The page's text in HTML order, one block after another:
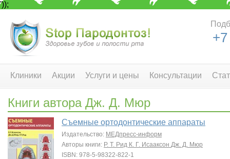
'));
Клиники Акции Услуги и цены Консультации
Книги автора Дж. Д. Мюр
Съемные ортодонтические аппараты
Издательство: МЕДпресс-информ
Авторы книги: Р. Т. Рид К. Г. Исааксон Дж. Д. Мюр
ISBN: 978-5-98322-822-1